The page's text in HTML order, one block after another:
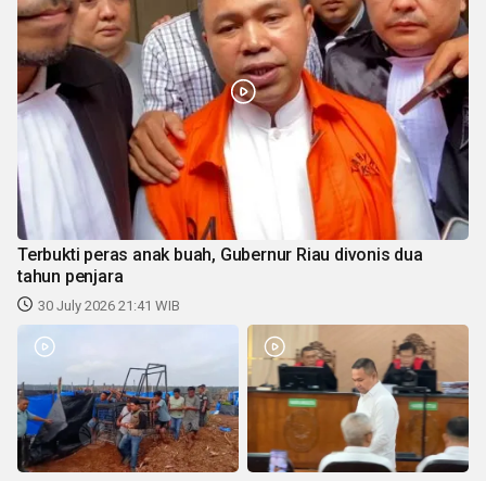
Terbukti peras anak buah, Gubernur Riau divonis dua
tahun penjara
30 July 2026 21:41 WIB